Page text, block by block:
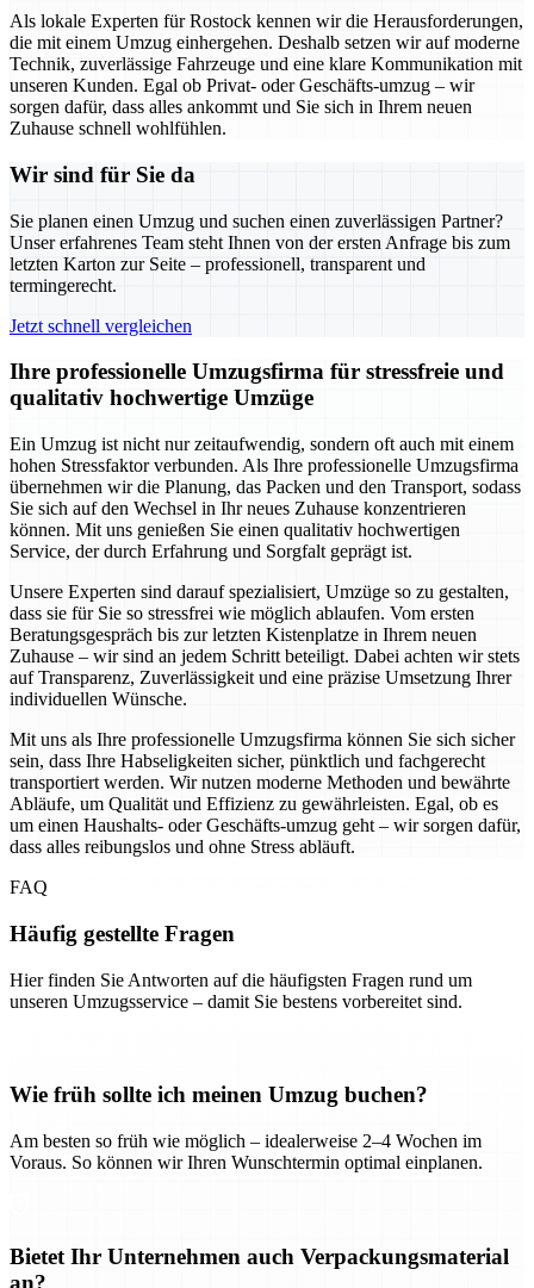
Als lokale Experten für Rostock kennen wir die Herausforderungen,
die mit einem Umzug einhergehen. Deshalb setzen wir auf moderne
Technik, zuverlässige Fahrzeuge und eine klare Kommunikation mit
unseren Kunden. Egal ob Privat- oder Geschäfts-umzug – wir
sorgen dafür, dass alles ankommt und Sie sich in Ihrem neuen
Zuhause schnell wohlfühlen.
Wir sind für Sie da
Sie planen einen Umzug und suchen einen zuverlässigen Partner?
Unser erfahrenes Team steht Ihnen von der ersten Anfrage bis zum
letzten Karton zur Seite – professionell, transparent und
termingerecht.
Jetzt schnell vergleichen
Ihre professionelle Umzugsfirma für stressfreie und
qualitativ hochwertige Umzüge
Ein Umzug ist nicht nur zeitaufwendig, sondern oft auch mit einem
hohen Stressfaktor verbunden. Als Ihre professionelle Umzugsfirma
übernehmen wir die Planung, das Packen und den Transport, sodass
Sie sich auf den Wechsel in Ihr neues Zuhause konzentrieren
können. Mit uns genießen Sie einen qualitativ hochwertigen
Service, der durch Erfahrung und Sorgfalt geprägt ist.
Unsere Experten sind darauf spezialisiert, Umzüge so zu gestalten,
dass sie für Sie so stressfrei wie möglich ablaufen. Vom ersten
Beratungsgespräch bis zur letzten Kistenplatze in Ihrem neuen
Zuhause – wir sind an jedem Schritt beteiligt. Dabei achten wir stets
auf Transparenz, Zuverlässigkeit und eine präzise Umsetzung Ihrer
individuellen Wünsche.
Mit uns als Ihre professionelle Umzugsfirma können Sie sich sicher
sein, dass Ihre Habseligkeiten sicher, pünktlich und fachgerecht
transportiert werden. Wir nutzen moderne Methoden und bewährte
Abläufe, um Qualität und Effizienz zu gewährleisten. Egal, ob es
um einen Haushalts- oder Geschäfts-umzug geht – wir sorgen dafür,
dass alles reibungslos und ohne Stress abläuft.
FAQ
Häufig gestellte Fragen
Hier finden Sie Antworten auf die häufigsten Fragen rund um
unseren Umzugsservice – damit Sie bestens vorbereitet sind.
Wie früh sollte ich meinen Umzug buchen?
Am besten so früh wie möglich – idealerweise 2–4 Wochen im
Voraus. So können wir Ihren Wunschtermin optimal einplanen.
Bietet Ihr Unternehmen auch Verpackungsmaterial
an?